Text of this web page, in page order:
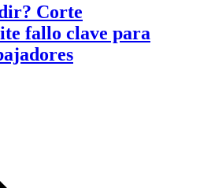
Corte
fallo clave para